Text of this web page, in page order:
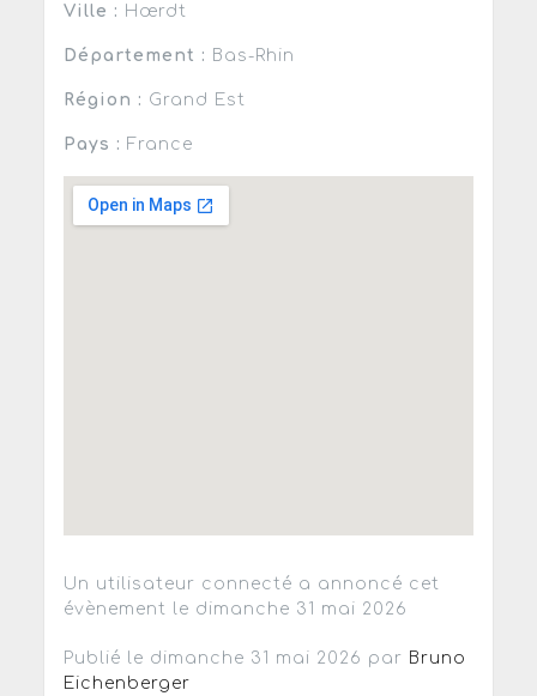
Ville : Hœrdt
Département : Bas-Rhin
Région : Grand Est
Pays : France
Un utilisateur connecté a annoncé cet
évènement le dimanche 31 mai 2026
Publié le dimanche 31 mai 2026 par Bruno
Eichenberger